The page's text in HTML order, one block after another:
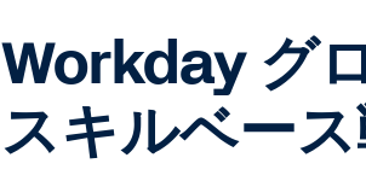
Workday グ
スキルベー